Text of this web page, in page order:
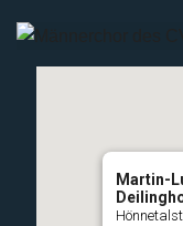
Martin-